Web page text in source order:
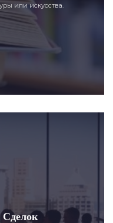
или искусства.
Сделок